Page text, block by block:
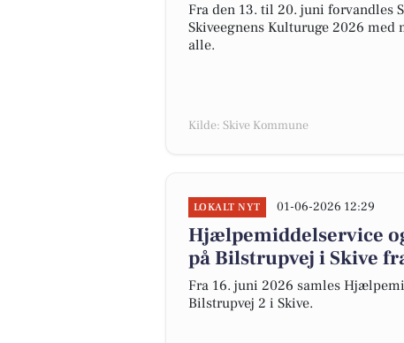
Fra den 13. til 20. juni forvandles
Skiveegnens Kulturuge 2026
alle.
Kilde: Skive Kommune
LOKALT NYT 01-06-2026 12:29
Hjælpemiddelservice
på Bilstrupvej i Skive
Fra 16. juni 2026 samles
Bilstrupvej 2 i Skive.